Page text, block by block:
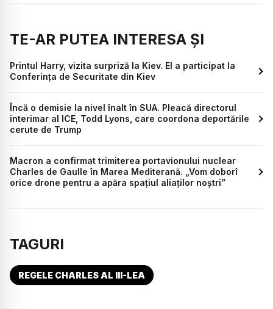
TE-AR PUTEA INTERESA ȘI
Printul Harry, vizita surpriză la Kiev. El a participat la
Conferința de Securitate din Kiev
Încă o demisie la nivel înalt în SUA. Pleacă directorul
interimar al ICE, Todd Lyons, care coordona deportările
cerute de Trump
Macron a confirmat trimiterea portavionului nuclear
Charles de Gaulle în Marea Mediterană. „Vom doborî
orice drone pentru a apăra spațiul aliaților noștri”
TAGURI
REGELE CHARLES AL III-LEA